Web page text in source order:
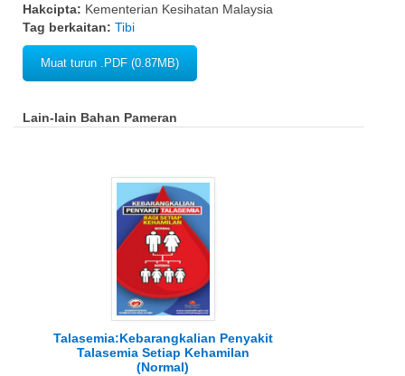
Hakcipta: Kementerian Kesihatan Malaysia
Tag berkaitan: Tibi
Muat turun .PDF (0.87MB)
Lain-lain Bahan Pameran
Talasemia:Kebarangkalian Penyakit
Talasemia Setiap Kehamilan
(Normal)